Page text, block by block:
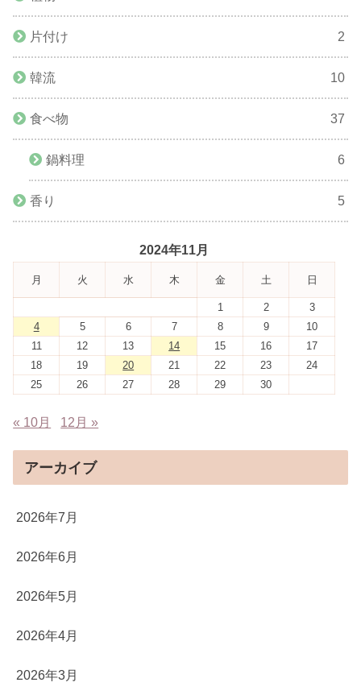
片付け 2
韓流 10
食べ物 37
鍋料理 6
香り 5
2024年11月
月 火 水 木 金 土 日
1 2
3
4
5 6 7 8 9
10
11
12 13 14 15 16
17
18
19 20 21 22 23
24
25
26 27 28 29 30
« 10月 12月 »
アーカイブ
2026年7月
2026年6月
2026年5月
2026年4月
2026年3月